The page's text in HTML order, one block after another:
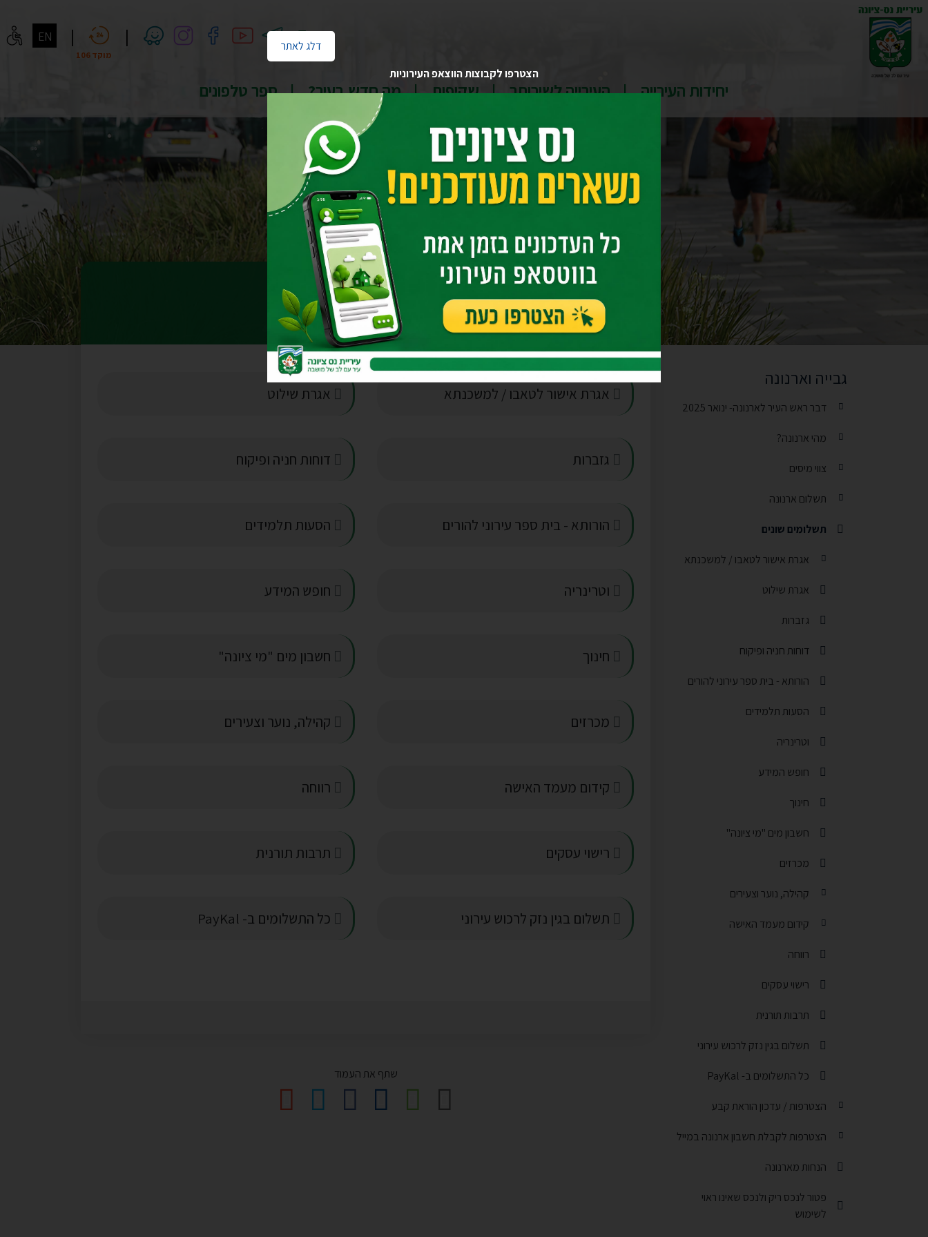
הצטרפו לקבוצות הווצאפ העירוניות
דלג לאתר
יחידות העירייה העירייה לשירותך שקיפות מה חדש בעיר? ספר טלפונים
חיפוש |
מוקד 106
|
EN
גבייה וארנונה
דבר ראש העיר לארנונה- ינואר 2025
מהי ארנונה?
צווי מיסים
תשלום ארנונה
תפריט משנה
תשלומים שונים
אגרת אישור לטאבו / למשכנתא
תפריט משנה
אגרת שילוט
תפריט משנה
גזברות
תפריט משנה
דוחות חניה ופיקוח
תפריט משנה
הורותא - בית ספר עירוני להורים
תפריט משנה
הסעות תלמידים
תפריט משנה
וטרינריה
תפריט משנה
חופש המידע
תפריט משנה
חינוך
תפריט משנה
חשבון מים "מי ציונה"
תפריט משנה
מכרזים
קהילה, נוער וצעירים
קידום מעמד האישה
תפריט משנה
רווחה
תפריט משנה
רישוי עסקים
תפריט משנה
תרבות תורנית
תפריט משנה
תשלום בגין נזק לרכוש עירוני
תפריט משנה
כל התשלומים ב- PayKal
הצטרפות / עדכון הוראת קבע
הצטרפות לקבלת חשבון ארנונה במייל
תפריט משנה
הנחות מארנונה
תפריט משנה
פטור לנכס ריק ולנכס שאינו ראוי
לשימוש
יחידות העירייה גבייה וארנונה תשלומים שונים
תשלומים שונים
אגרת אישור לטאבו / למשכנתא אגרת שילוט
גזברות דוחות חניה ופיקוח
הורותא - בית ספר עירוני להורים הסעות תלמידים
וטרינריה חופש המידע
חינוך חשבון מים "מי ציונה"
מכרזים קהילה, נוער וצעירים
קידום מעמד האישה רווחה
רישוי עסקים תרבות תורנית
תשלום בגין נזק לרכוש עירוני כל התשלומים ב- PayKal
שתף את העמוד